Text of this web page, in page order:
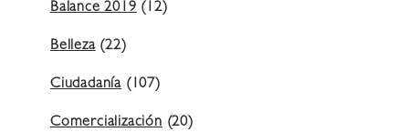
Balance 2019(12)
Belleza(22)
Ciudadanía (107)
Comercialización(20)